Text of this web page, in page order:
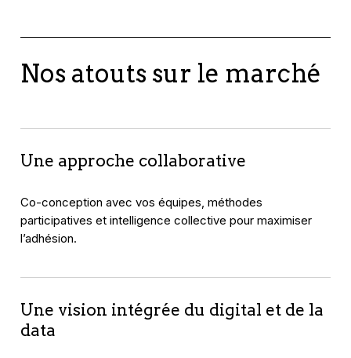
Nos atouts sur le marché
Une approche collaborative
Co-conception avec vos équipes, méthodes
participatives et intelligence collective pour maximiser
l’adhésion.
Une vision intégrée du digital et de la
data